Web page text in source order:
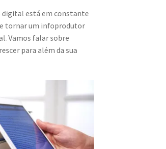
digital está em constante
tornar um infoprodutor
Vamos falar sobre
para além da sua